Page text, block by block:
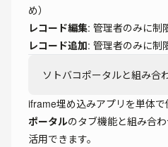
め）
レコード編集: 管理者のみに制
レコード追加: 管理者のみに制
ソトバコポータルと組み合
iframe埋め込みアプリを単体で
ポータルのタブ機能と組み合
活用できます。